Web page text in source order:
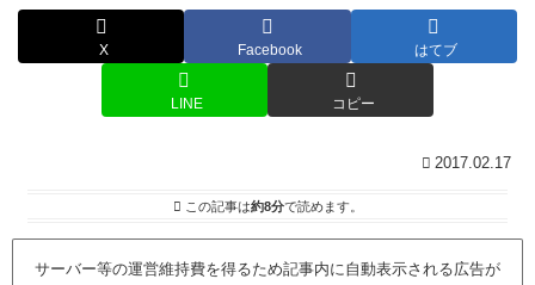
X Facebook はてブ
LINE コピー
2017.02.17
この記事は約8分で読めます。
サーバー等の運営維持費を得るため記事内に自動表示される広告が